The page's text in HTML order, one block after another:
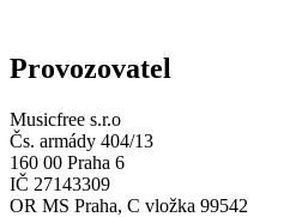
Provozovatel
Musicfree s.r.o
Čs. armády 404/13
160 00 Praha 6
IČ 27143309
OR MS Praha, C vložka 99542